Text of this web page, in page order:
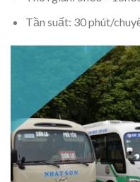
Tần suất: 30 phút/